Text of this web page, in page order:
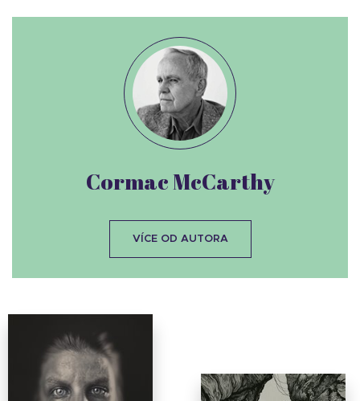
Cormac McCarthy
VÍCE OD AUTORA